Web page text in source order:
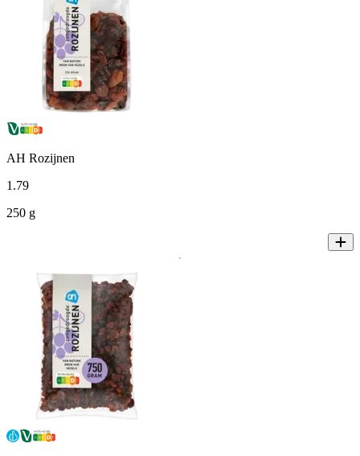
AH Rozijnen
1 .79
250 g